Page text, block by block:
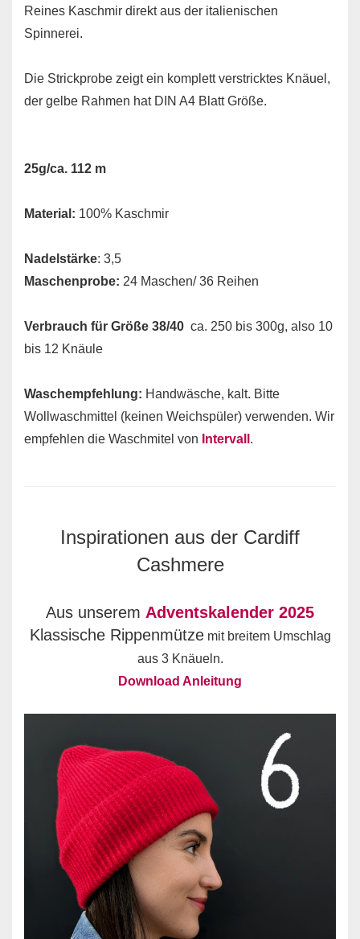
Reines Kaschmir direkt aus der italienischen
Spinnerei.
Die Strickprobe zeigt ein komplett verstricktes Knäuel,
der gelbe Rahmen hat DIN A4 Blatt Größe.
25g/ca. 112 m
Material: 100% Kaschmir
Nadelstärke: 3,5
Maschenprobe: 24 Maschen/ 36 Reihen
Verbrauch für Größe 38/40 ca. 250 bis 300g, also 10
bis 12 Knäule
Waschempfehlung: Handwäsche, kalt. Bitte
Wollwaschmittel (keinen Weichspüler) verwenden. Wir
empfehlen die Waschmitel von Intervall .
Inspirationen aus der Cardiff
Cashmere
Aus unserem Adventskalender 2025
Klassische Rippenmützemit breitem Umschlag
aus 3 Knäueln.
Download Anleitung